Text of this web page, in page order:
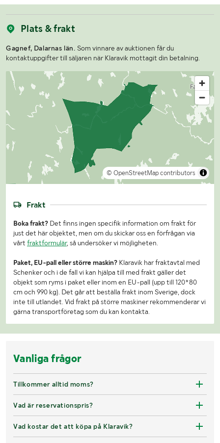
Plats & frakt
Gagnef, Dalarnas län. Som vinnare av auktionen får du
kontaktuppgifter till säljaren när Klaravik mottagit din betalning.
© OpenStreetMap contributors
Frakt
Boka frakt? Det finns ingen specifik information om frakt för
just det här objektet, men om du skickar oss en förfrågan via
vårt fraktformulär, så undersöker vi möjligheten.
Paket, EU-pall eller större maskin? Klaravik har fraktavtal med
Schenker och i de fall vi kan hjälpa till med frakt gäller det
objekt som ryms i paket eller inom en EU-pall (upp till 120*80
cm och 990 kg). Det går att beställa frakt inom Sverige, dock
inte till utlandet. Vid frakt på större maskiner rekommenderar vi
gärna transportföretag som du kan kontakta.
Vanliga frågor
Tillkommer alltid moms?
Vad är reservationspris?
Vad kostar det att köpa på Klaravik?